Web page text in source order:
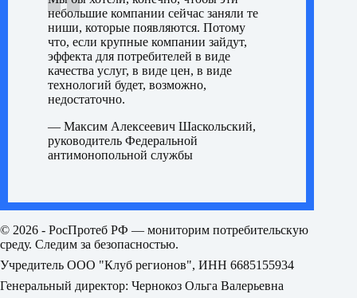
небольшие компании сейчас заняли те
ниши, которые появляются. Потому
что, если крупные компании зайдут,
эффекта для потребителей в виде
качества услуг, в виде цен, в виде
технологий будет, возможно,
недостаточно.
— Максим Алексеевич Шаскольский,
руководитель Федеральной
антимонопольной службы
© 2026 - РосПротеб РФ — мониторим потребительскую
среду. Следим за безопасностью.
Учредитель ООО "Клуб регионов", ИНН 6685155934
Генеральный директор: Чернокоз Ольга Валерьевна